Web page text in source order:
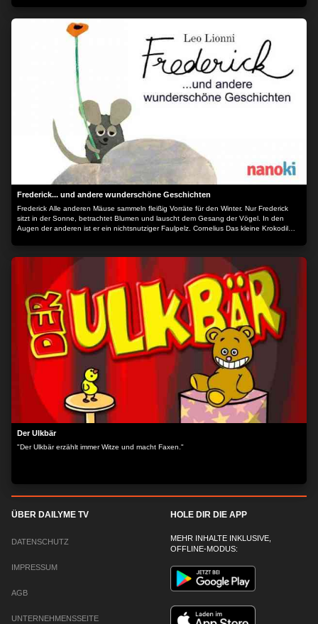
Frederick... und andere wunderschöne Geschichten
Frederick Alle anderen Mäuse sammeln fleißig Vorräte für den Winter. Nur Frederick
sitzt in der Sonne, betrachtet Blumen und lauscht dem Gesang der Vögel. In den
Augen der anderen ist er ein nichtsnutziger Faulpelz. Cornelius Das kleine Krokodil
Leben geht. Alle anderen Krokodile sind natürlich der Meinung, dass ein ordentliches
Krokodil sich auf allen Vieren fortbewegt. Sie machen ihm das Leben schwer mit ihren
ständigen Vorwürfen. It`s mine "Das ist meins!“ “Nein, gib her, das ist meins!“ So geht
das den lieben langen Tag. Keine Stunde vergeht, ohne dass sich Milton, Rupert und
Lydia, die drei kleinen Frösche, nicht um irgendetwas streiten. Selbst der alten weisen
Kröte gelingt es nicht, die Streithähne zu versöhnen. Fish is Fish Ein kleiner Fisch will
wie sein Freund, die Kaulquappe, eines Tages den Teich verlassen, um die Kühe mit
den Hörnern, die Menschen auf zwei Beinen, die Vögel in der Luft und die
riesengroßen Bäume zu sehen. Swimmy Swimmy sieht nicht nur anders aus als die
anderen kleinen Fische - er ist schwarz und die anderen sind rot - er schwimmt auch
schneller als alle anderen. Deshalb entkommt Swimmy auch als einziger dem großen,
gefräßigen Thunfisch. Jetzt schwimmt er allein durch den weiten Ozean. Der Inhalt
wird bereitgestellt von: PLAION PICTURES GmbH, Lochhamer Str. 9, 82152
Der Ulkbär
"Der Ulkbär erzählt immer Witze und macht Faxen."
ÜBER DAILYME TV
DATENSCHUTZ
IMPRESSUM
AGB
UNTERNEHMENSSEITE
HOLE DIR DIE APP
MEHR INHALTE INKLUSIVE,
OFFLINE-MODUS: